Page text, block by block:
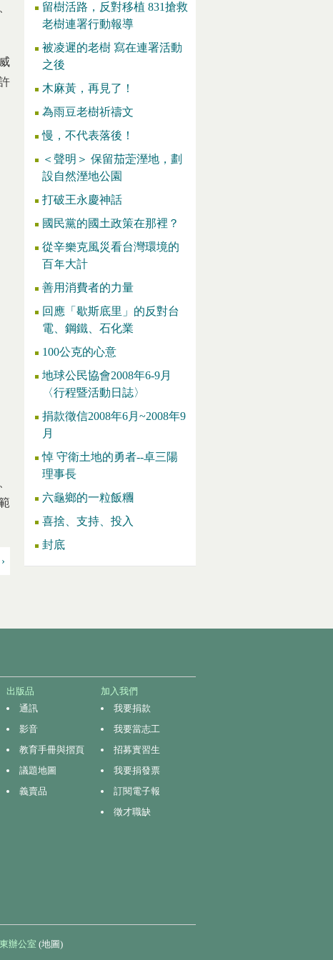
留樹活路，反對移植 831搶救
老樹連署行動報導
被凌遲的老樹 寫在連署活動
之後
木麻黃，再見了！
為雨豆老樹祈禱文
慢，不代表落後！
＜聲明＞ 保留茄萣溼地，劃
設自然溼地公園
打破王永慶神話
國民黨的國土政策在那裡？
從辛樂克風災看台灣環境的
百年大計
善用消費者的力量
回應「歇斯底里」的反對台
電、鋼鐵、石化業
100公克的心意
地球公民協會2008年6-9月
〈行程暨活動日誌〉
捐款徵信2008年6月~2008年9
月
悼 守衛土地的勇者--卓三陽
理事長
六龜鄉的一粒飯糰
喜捨、支持、投入
封底
出版品
通訊
影音
教育手冊與摺頁
議題地圖
義賣品
加入我們
我要捐款
我要當志工
招募實習生
我要捐發票
訂閱電子報
徵才職缺
辦公室 (地圖)